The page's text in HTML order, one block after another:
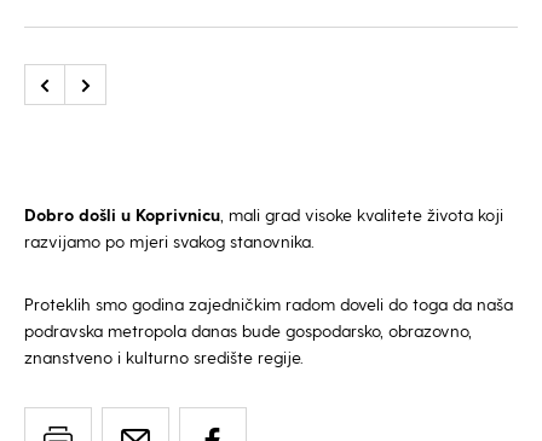
Dobro došli u Koprivnicu , mali grad visoke kvalitete života koji
razvijamo po mjeri svakog stanovnika.
Proteklih smo godina zajedničkim radom doveli do toga da naša
podravska metropola danas bude gospodarsko, obrazovno,
znanstveno i kulturno središte regije.